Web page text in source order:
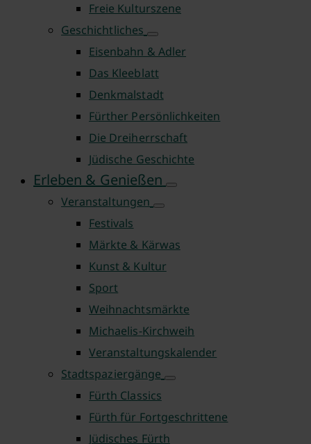
Freie Kulturszene
Geschichtliches
Eisenbahn & Adler
Das Kleeblatt
Denkmalstadt
Fürther Persönlichkeiten
Die Dreiherrschaft
Jüdische Geschichte
Erleben & Genießen
Veranstaltungen
Festivals
Märkte & Kärwas
Kunst & Kultur
Sport
Weihnachtsmärkte
Michaelis-Kirchweih
Veranstaltungskalender
Stadtspaziergänge
Fürth Classics
Fürth für Fortgeschrittene
Jüdisches Fürth